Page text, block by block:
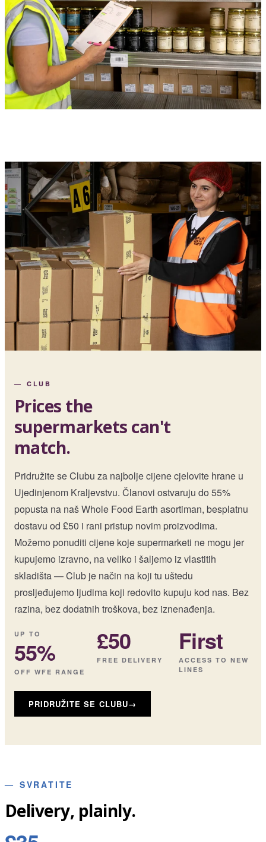
— CLUB
Prices the
supermarkets can't
match.
Pridružite se Clubu za najbolje cijene cjelovite hrane u
Ujedinjenom Kraljevstvu. Članovi ostvaruju do 55%
popusta na naš Whole Food Earth asortiman, besplatnu
dostavu od £50 i rani pristup novim proizvodima.
Možemo ponuditi cijene koje supermarketi ne mogu jer
kupujemo izravno, na veliko i šaljemo iz vlastitih
skladišta — Club je način na koji tu uštedu
prosljeđujemo ljudima koji redovito kupuju kod nas. Bez
razina, bez dodatnih troškova, bez iznenađenja.
UP TO
55%
OFF WFE RANGE
£50
FREE DELIVERY
First
ACCESS TO NEW
LINES
PRIDRUŽITE SE CLUBU→
— SVRATITE
Delivery, plainly.